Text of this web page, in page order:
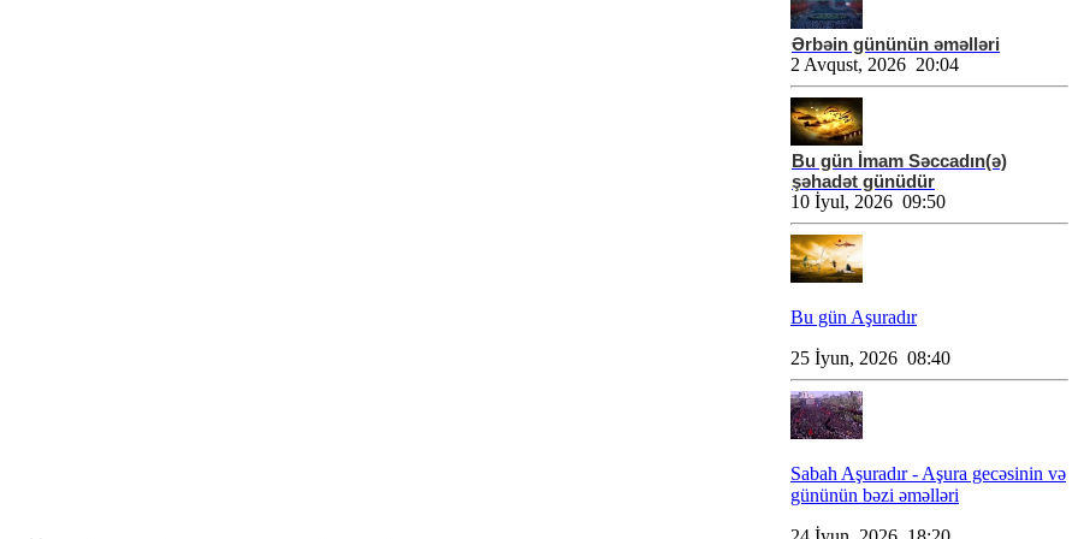
Ərbəin gününün əməlləri
2 Avqust, 2026 20:04
Bu gün İmam Səccadın(ə)
şəhadət günüdür
10 İyul, 2026 09:50
Bu gün Aşuradır
25 İyun, 2026 08:40
Sabah Aşuradır - Aşura gecəsinin və
gününün bəzi əməlləri